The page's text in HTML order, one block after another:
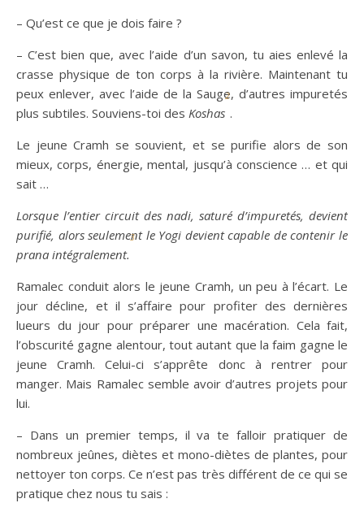
– Qu’est ce que je dois faire ?
– C’est bien que, avec l’aide d’un savon, tu aies enlevé la
crasse physique de ton corps à la rivière. Maintenant tu
peux enlever, avec l’aide de la Sauge, d’autres impuretés
plus subtiles. Souviens-toi des Koshas
2
.
Le jeune Cramh se souvient, et se purifie alors de son
mieux, corps, énergie, mental, jusqu’à conscience … et qui
sait …
Lorsque l’entier circuit des nadi, saturé d’impuretés, devient
purifié, alors seulement le Yogi devient capable de contenir le
prana intégralement.
3
Ramalec conduit alors le jeune Cramh, un peu à l’écart. Le
jour décline, et il s’affaire pour profiter des dernières
lueurs du jour pour préparer une macération. Cela fait,
l’obscurité gagne alentour, tout autant que la faim gagne le
jeune Cramh. Celui-ci s’apprête donc à rentrer pour
manger. Mais Ramalec semble avoir d’autres projets pour
lui.
– Dans un premier temps, il va te falloir pratiquer de
nombreux jeûnes, diètes et mono-diètes de plantes, pour
nettoyer ton corps. Ce n’est pas très différent de ce qui se
pratique chez nous tu sais :